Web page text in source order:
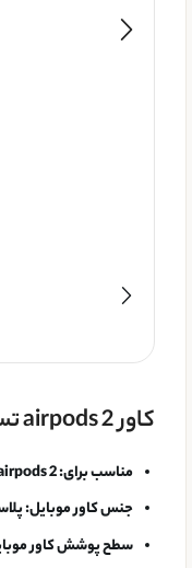
کاور airpods 2 تسکو مدل ۳۲۰۴
مناسب برای: airpods 2
جنس کاور موبایل:
سطح پوشش کاور